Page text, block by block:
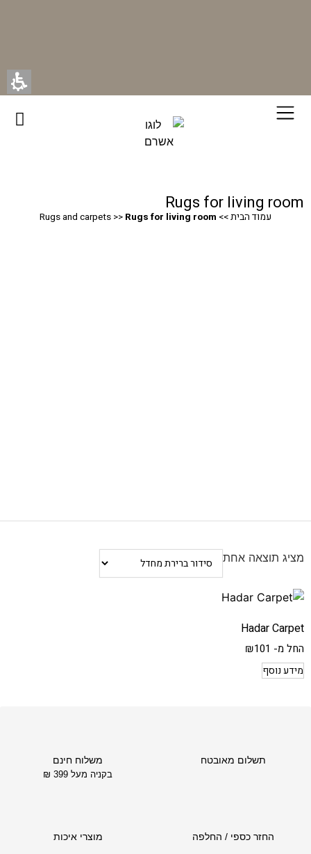
Rugs for living room
עמוד הבית>>
Rugs and carpets >> Rugs for living room
מציג תוצאה אחת
Hadar Carpet
החל מ- ₪101
מידע נוסף
תשלום מאובטח משלוח חינם
בקניה מעל 399 ₪
החזר כספי / החלפה מוצרי איכות